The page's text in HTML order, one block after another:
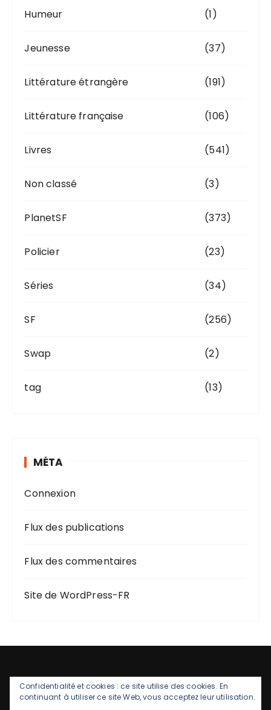
Humeur (1)
Jeunesse (37)
Littérature étrangère (191)
Littérature française (106)
Livres (541)
Non classé (3)
PlanetSF (373)
Policier (23)
Séries (34)
SF (256)
Swap (2)
tag (13)
MÉTA
Connexion
Flux des publications
Flux des commentaires
Site de WordPress-FR
Confidentialité et cookies : ce site utilise des cookies. En
continuant à utiliser ce site Web, vous acceptez leur utilisation.